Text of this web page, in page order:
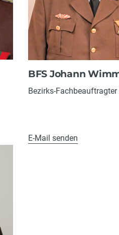
BFS Johann
Bezirks-Fachbeauftragter
E-Mail senden